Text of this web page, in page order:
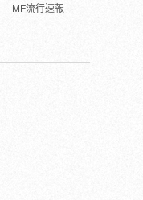
MF流行速報